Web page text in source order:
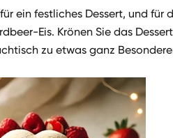
ein festliches Dessert, und
Eis. Krönen Sie das
zu etwas ganz